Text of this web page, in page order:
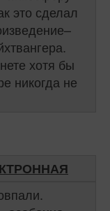
это сделал
хотя бы
никогда не